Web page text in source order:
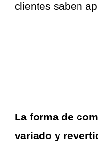
clientes saben
La forma de
variado y